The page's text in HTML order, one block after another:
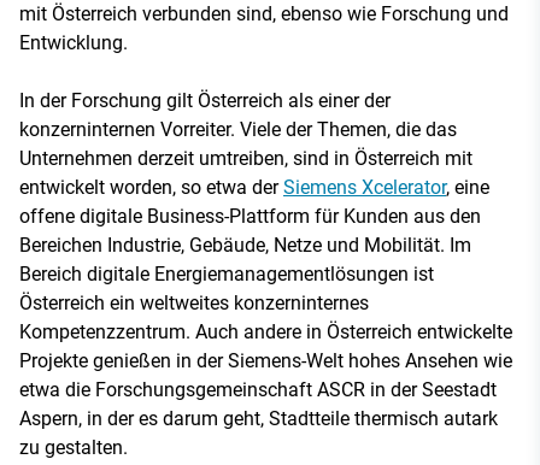
mit Österreich verbunden sind, ebenso wie Forschung und
Entwicklung.
In der Forschung gilt Österreich als einer der
konzerninternen Vorreiter. Viele der Themen, die das
Unternehmen derzeit umtreiben, sind in Österreich mit
entwickelt worden, so etwa derSiemens Xcelerator, eine
offene digitale Business-Plattform für Kunden aus den
Bereichen Industrie, Gebäude, Netze und Mobilität. Im
Bereich digitale Energiemanagementlösungen ist
Österreich ein weltweites konzerninternes
Kompetenzzentrum. Auch andere in Österreich entwickelte
Projekte genießen in der Siemens-Welt hohes Ansehen wie
etwa die Forschungsgemeinschaft ASCR in der Seestadt
Aspern, in der es darum geht, Stadtteile thermisch autark
zu gestalten.